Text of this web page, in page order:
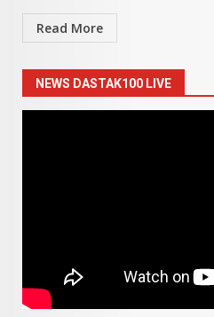
Read More
NEWS DASTAK100 LIVE